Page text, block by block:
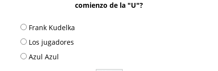
comienzo de la "U"?
Frank Kudelka
Los jugadores
Azul Azul